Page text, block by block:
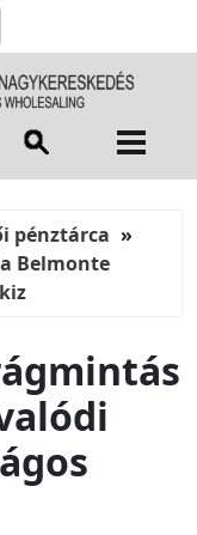
pénztárca
Belmonte